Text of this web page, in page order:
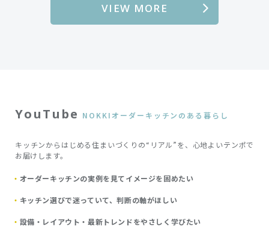
VIEW MORE
YouTube NOKKIオーダーキッチンのある暮らし
キッチンからはじめる住まいづくりの“リアル”を、心地よいテンポで
お届けします。
オーダーキッチンの実例を見てイメージを固めたい
キッチン選びで迷っていて、判断の軸がほしい
設備・レイアウト・最新トレンドをやさしく学びたい